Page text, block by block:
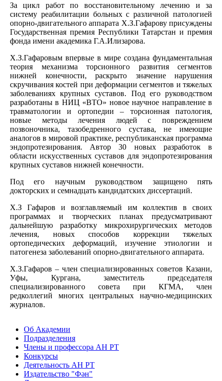
За цикл работ по восстановительному лечению и за
систему реабилитации больных с различной патологией
опорно-двигательного аппарата Х.З.Гафарову присуждены
Государственная премия Республики Татарстан и премия
фонда имени академика Г.А.Илизарова.
Х.З.Гафаровым впервые в мире создана фундаментальная
теория механизма торсионного развития сегментов
нижней конечности, раскрыто значение нарушения
скручивания костей при деформации сегментов и тяжелых
заболеваниях крупных суставов. Под его руководством
разработаны в НИЦ «ВТО» новое научное направление в
травматологии и ортопедии – торсионная патология,
новые методы лечения людей с повреждением
позвоночника, тазобедренного сустава, не имеющие
аналогов в мировой практике, республиканская программа
эндопротезирования. Автор 30 новых разработок в
области искусственных суставов для эндопротезирования
крупных суставов нижней конечности.
Под его научным руководством защищено пять
докторских и семнадцать кандидатских диссертаций.
Х.З Гафаров и возглавляемый им коллектив в своих
программах и творческих планах предусматривают
дальнейшую разработку микрохирургических методов
лечения, новых способов коррекции тяжелых
ортопедических деформаций, изучение этиологии и
патогенеза заболеваний опорно-двигательного аппарата.
Х.З.Гафаров – член специализированных советов Казани,
Уфы, Кургана, заместитель председателя
специализированного совета при КГМА, член
редколлегий многих центральных научно-медицинских
журналов.
Об Академии
Подразделения
Члены и профессора АН РТ
Конкурсы
Деятельность АН РТ
Издательство "Фән"